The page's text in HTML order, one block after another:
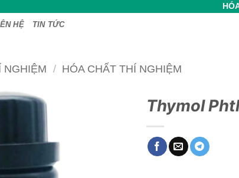
HỆ TIN TỨC
NGHIỆM / HÓA CHẤT THÍ NGHIỆM
Thymol